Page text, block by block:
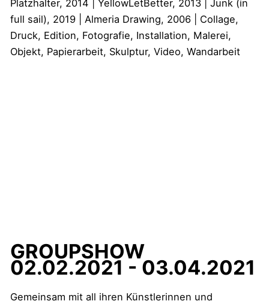
GROUPSHOW
02.02.2021 - 03.04.2021
Gemeinsam mit all ihren Künstlerinnen und